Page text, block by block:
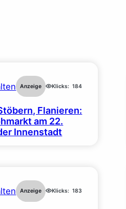
Anzeige Klicks: 184
Flanieren:
am 22.
Innenstadt
Anzeige Klicks: 183